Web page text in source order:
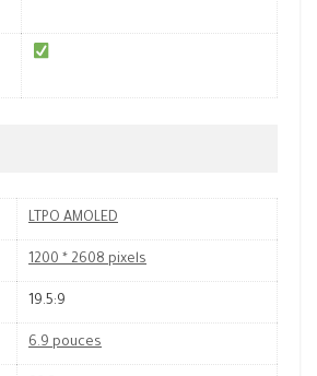
LTPO AMOLED
1200 * 2608 pixels
19.5:9
6.9 pouces